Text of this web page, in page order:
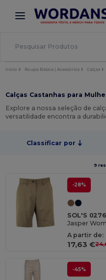
× App Wordans
Melhores preços na
Início Roupa Básica | Acessórios Calças
Calças Castanhas para
Explore a nossa seleção de
versatilidade encontra a
Classificar por
9
-28%
SOL'S
A partir de:
17,63 €
-45%